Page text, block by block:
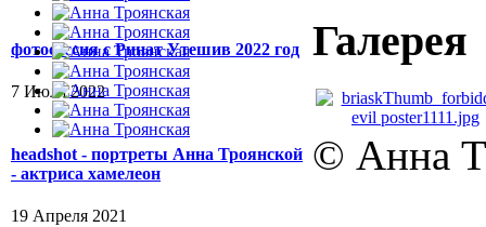
фотосессия с Ринат Утешив 2022 год
7 Июля 2022
headshot - портреты Анна Троянской
- актриса хамелеон
19 Апреля 2021
Галерея
© Анна